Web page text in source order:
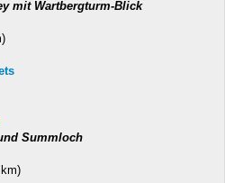
mit Wartbergturm-Blick
Summloch